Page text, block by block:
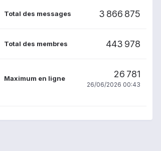
Total des messages 3 866 875
Total des membres 443 978
Maximum en ligne 26 781
26/06/2026 00:43